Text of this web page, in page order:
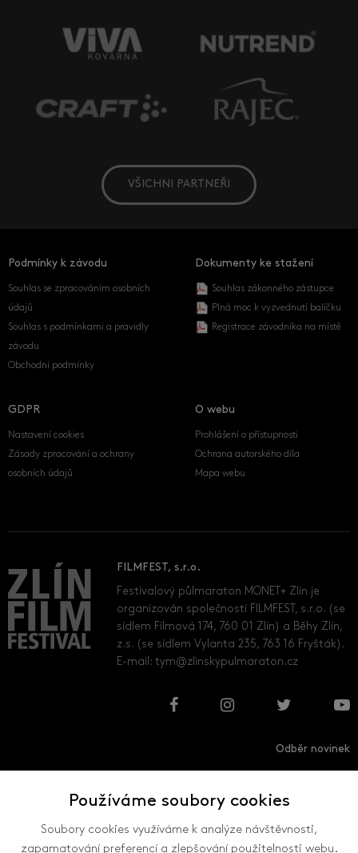
VŠICHNI PARTNEŘI
Podmínky k závodu
Souhlas se zpracováním osobních
údajů
Souhlas s podmínkami a pravidly
závodu
Obchodní podmínky
Dokumenty ke stažení
Souhlas zákonného zástupce
Plná moc k vyzvednutí balíčku
Registrace závodníka na místě
GDPR
Nastavení cookies
Zásady zpracování a ochrany
osobních údajů
O webu
Prohlášení o přístupnosti
Ochrana autorského díla
Mapa webu
FILMFEST, s.r.o.
Festivalový půlmaraton MONET+ Zlín je
organizován společností FILMFEST, s.r.o. (se
sídlem Filmová 174, 760 01 Zlín) a Běhy Zlín,
z.s. (se sídlem Vylanta 235, 763 16 Fryšták).
E-mail:tym@zlinskypulmaraton.cz
Odběr novinek
Používáme soubory cookies
Soubory cookies využíváme k analýze návštěvnosti,
zapamatování preferencí a zlepšování použitelnosti webu.